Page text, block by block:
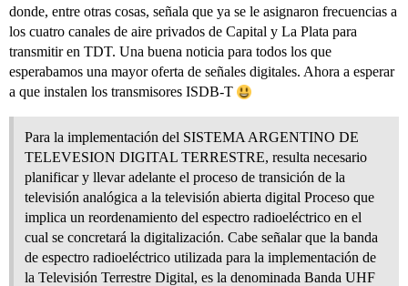
donde, entre otras cosas, señala que ya se le asignaron frecuencias a
los cuatro canales de aire privados de Capital y La Plata para
transmitir en TDT. Una buena noticia para todos los que
esperabamos una mayor oferta de señales digitales. Ahora a esperar
a que instalen los transmisores ISDB-T
Para la implementación del SISTEMA ARGENTINO DE
TELEVESION DIGITAL TERRESTRE, resulta necesario
planificar y llevar adelante el proceso de transición de la
televisión analógica a la televisión abierta digital Proceso que
implica un reordenamiento del espectro radioeléctrico en el
cual se concretará la digitalización. Cabe señalar que la banda
de espectro radioeléctrico utilizada para la implementación de
la Televisión Terrestre Digital, es la denominada Banda UHF